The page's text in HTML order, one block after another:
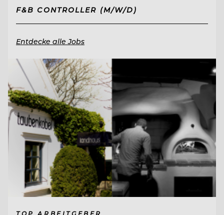
F&B CONTROLLER (M/W/D)
Entdecke alle Jobs